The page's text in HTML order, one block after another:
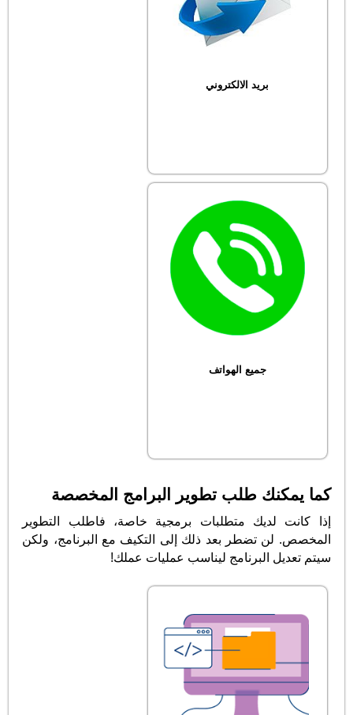
بريد الالكتروني
جميع الهواتف
كما يمكنك طلب تطوير البرامج المخصصة
إذا كانت لديك متطلبات برمجية خاصة، فاطلب التطوير
المخصص. لن تضطر بعد ذلك إلى التكيف مع البرنامج، ولكن
سيتم تعديل البرنامج ليناسب عمليات عملك!